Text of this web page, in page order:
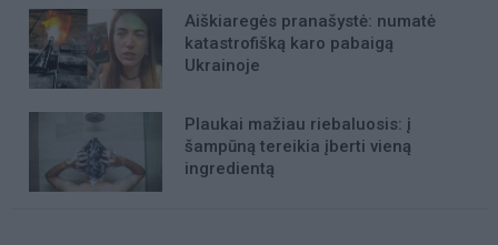
Aiškiaregės pranašystė: numatė
katastrofišką karo pabaigą
Ukrainoje
Plaukai mažiau riebaluosis: į
šampūną tereikia įberti vieną
ingredientą